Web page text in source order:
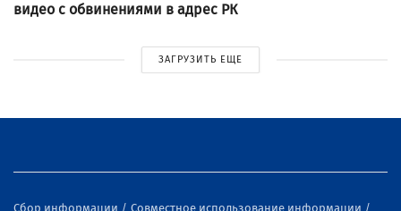
видео с обвинениями в адрес РК
ЗАГРУЗИТЬ ЕЩЕ
Сбор информации Совместное использование информации